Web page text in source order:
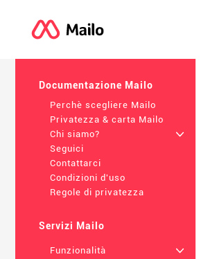
Documentazione Mailo
Perchè scegliere Mailo
Privatezza & carta Mailo
Chi siamo?
+
Seguici
Contattarci
Condizioni d'uso
Regole di privatezza
Servizi Mailo
Funzionalità
+